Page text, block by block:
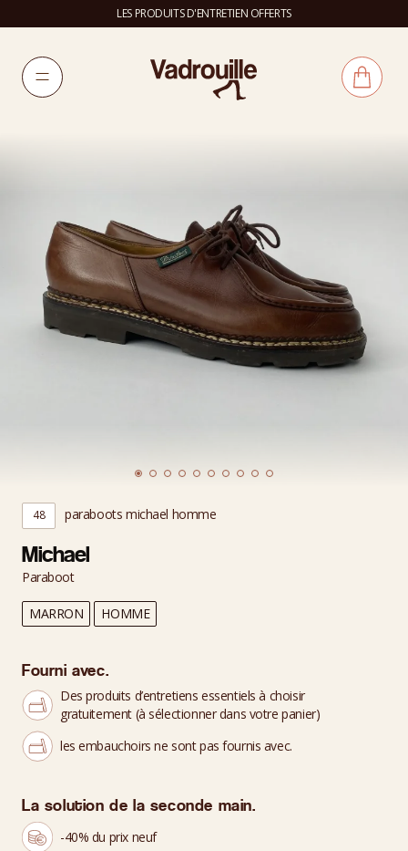
LES PRODUITS D'ENTRETIEN OFFERTS
48 paraboots michael homme
Michael
Paraboot
MARRON HOMME
Fourni avec.
Des produits d’entretiens essentiels à choisir
gratuitement (à sélectionner dans votre panier)
les embauchoirs ne sont pas fournis avec.
La solution de la seconde main.
-40% du prix neuf